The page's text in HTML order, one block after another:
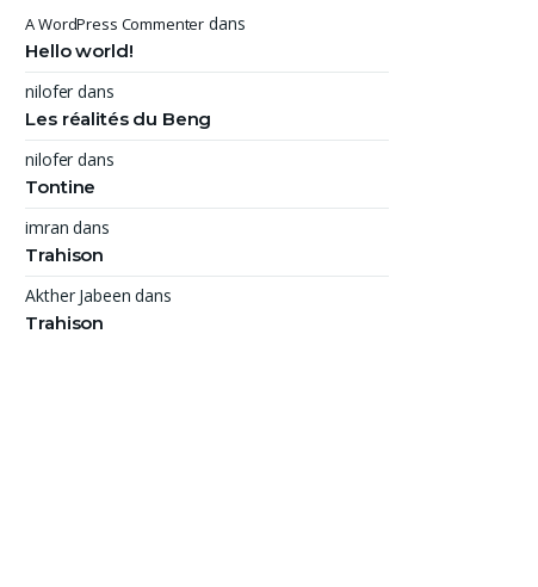
A WordPress Commenter dans
Hello world!
nilofer dans
Les réalités du Beng
nilofer dans
Tontine
imran dans
Trahison
Akther Jabeen dans
Trahison